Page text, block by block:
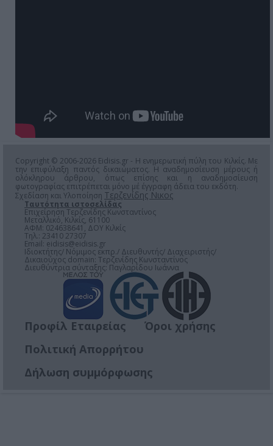
Copyright © 2006-2026 Eidisis.gr - Η ενημερωτική πύλη του Κιλκίς. Με
την επιφύλαξη παντός δικαιώματος. Η αναδημοσίευση μέρους ή
ολόκληρου άρθρου, όπως επίσης και η αναδημοσίευση
φωτογραφίας επιτρέπεται μόνο μέ έγγραφη άδεια του εκδότη.
Σχεδίαση και Υλοποίηση Τερζενίδης Νικος
Ταυτότητα ιστοσελίδας
Επιχείρηση Τερζενίδης Κωνσταντίνος
Μεταλλικό, Κιλκίς, 61100
ΑΦΜ: 024638641, ΔΟΥ Κιλκίς
Τηλ.: 23410 27307
Email: eidisis@eidisis.gr
Ιδιοκτήτης/ Νόμιμος εκπρ./ Διευθυντής/ Διαχειριστής/
Δικαιούχος domain: Τερζενίδης Κωνσταντίνος
Διευθύντρια σύνταξης: Παγλαρίδου Ιωάννα
Προφίλ Εταιρείας
Όροι χρήσης
Πολιτική Απορρήτου
Δήλωση συμμόρφωσης